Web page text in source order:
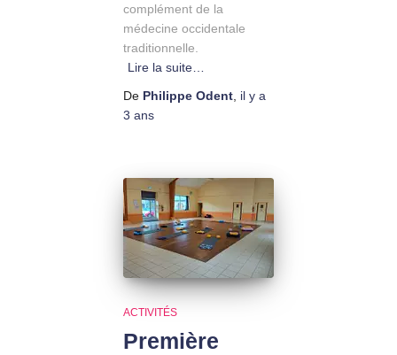
complément de la
médecine occidentale
traditionnelle.
Lire la suite…
De Philippe Odent, il y a
3 ans
ACTIVITÉS
Première